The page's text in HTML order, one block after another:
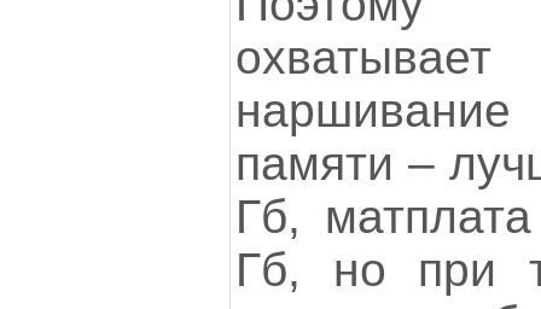
памяти –
Гб,
Гб, но при